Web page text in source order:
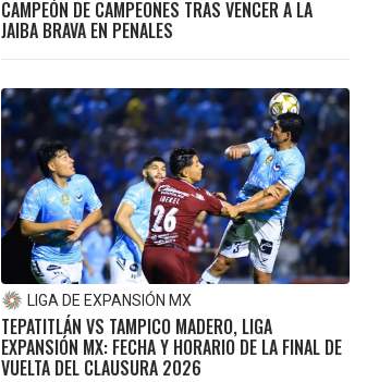
CAMPEÓN DE CAMPEONES TRAS VENCER A LA
JAIBA BRAVA EN PENALES
LIGA DE EXPANSIÓN MX
TEPATITLÁN VS TAMPICO MADERO, LIGA
EXPANSIÓN MX: FECHA Y HORARIO DE LA FINAL DE
VUELTA DEL CLAUSURA 2026